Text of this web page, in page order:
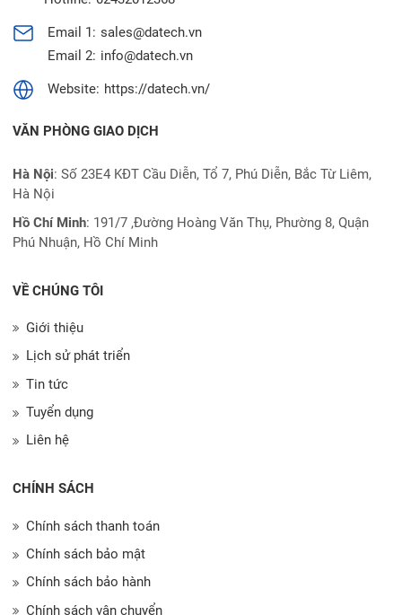
Email 1: sales@datech.vn
Email 2: info@datech.vn
Website: https://datech.vn/
VĂN PHÒNG GIAO DỊCH
Hà Nội: Số 23E4 KĐT Cầu Diễn, Tổ 7, Phú Diễn, Bắc Từ Liêm,
Hà Nội
Hồ Chí Minh: 191/7 ,Đường Hoàng Văn Thụ, Phường 8, Quận
Phú Nhuận, Hồ Chí Minh
VỀ CHÚNG TÔI
Giới thiệu
Lịch sử phát triển
Tin tức
Tuyển dụng
Liên hệ
CHÍNH SÁCH
Chính sách thanh toán
Chính sách bảo mật
Chính sách bảo hành
Chính sách vận chuyển